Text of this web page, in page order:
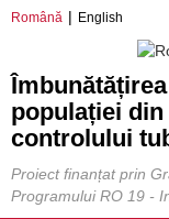
Română English
populației
controlului
Proiect finanțat prin
Programului RO 19 -